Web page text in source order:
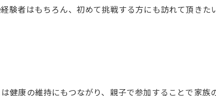
験者はもちろん、初めて挑戦する方にも訪れて頂きた
健康の維持にもつながり、親子で参加することで家族